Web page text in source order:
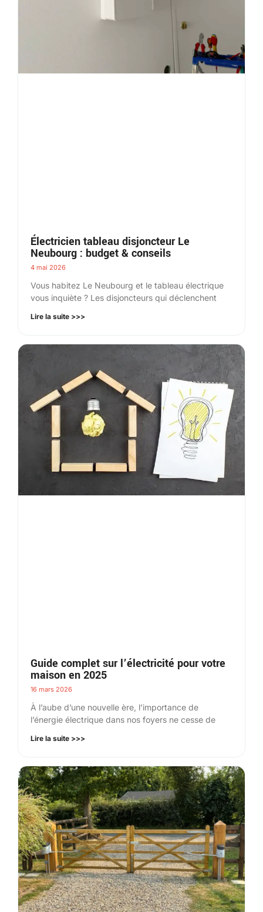
Électricien tableau disjoncteur Le
Neubourg : budget & conseils
4 mai 2026
Vous habitez Le Neubourg et le tableau électrique
vous inquiète ? Les disjoncteurs qui déclenchent
Lire la suite >>>
Guide complet sur l’électricité pour votre
maison en 2025
16 mars 2026
À l’aube d’une nouvelle ère, l’importance de
l’énergie électrique dans nos foyers ne cesse de
Lire la suite >>>